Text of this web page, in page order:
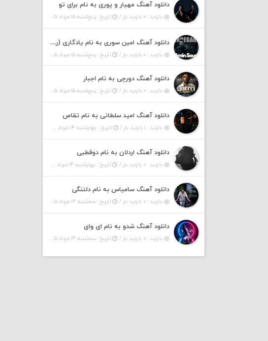
دانلود آهنگ مهیار و پوری به نام برای تو
بازدید : ۰ بازدید بار / تاریخ : پنج‌شنبه ۱۵ مرداد ۱۴۰۵
دانلود آهنگ امین سوری به نام یادگاری (رمیکس)
بازدید : ۰ بازدید بار / تاریخ : پنج‌شنبه ۱۵ مرداد ۱۴۰۵
دانلود آهنگ دورچی به نام اجبار
بازدید : ۰ بازدید بار / تاریخ : پنج‌شنبه ۱۵ مرداد ۱۴۰۵
دانلود آهنگ امید سلطانی به نام تقاص
بازدید : ۱ بازدید بار / تاریخ : چهارشنبه ۱۴ مرداد ۱۴۰۵
دانلود آهنگ اردلان به نام دوقطبی
بازدید : ۰ بازدید بار / تاریخ : چهارشنبه ۱۴ مرداد ۱۴۰۵
دانلود آهنگ سامیاس به نام دلتنگی
بازدید : ۰ بازدید بار / تاریخ : سه‌شنبه ۱۳ مرداد ۱۴۰۵
دانلود آهنگ شدو به نام ای وای
بازدید : ۰ بازدید بار / تاریخ : سه‌شنبه ۱۳ مرداد ۱۴۰۵